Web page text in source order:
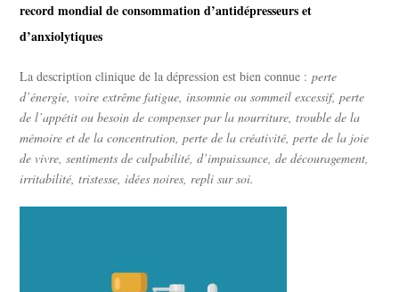
record mondial de consommation d’antidépresseurs et
d’anxiolytiques
La description clinique de la dépression est bien connue :perte
d’énergie, voire extrême fatigue, insomnie ou sommeil excessif, perte
de l’appétit ou besoin de compenser par la nourriture, trouble de la
mémoire et de la concentration, perte de la créativité, perte de la joie
de vivre, sentiments de culpabilité, d’impuissance, de découragement,
irritabilité, tristesse, idées noires, repli sur soi.